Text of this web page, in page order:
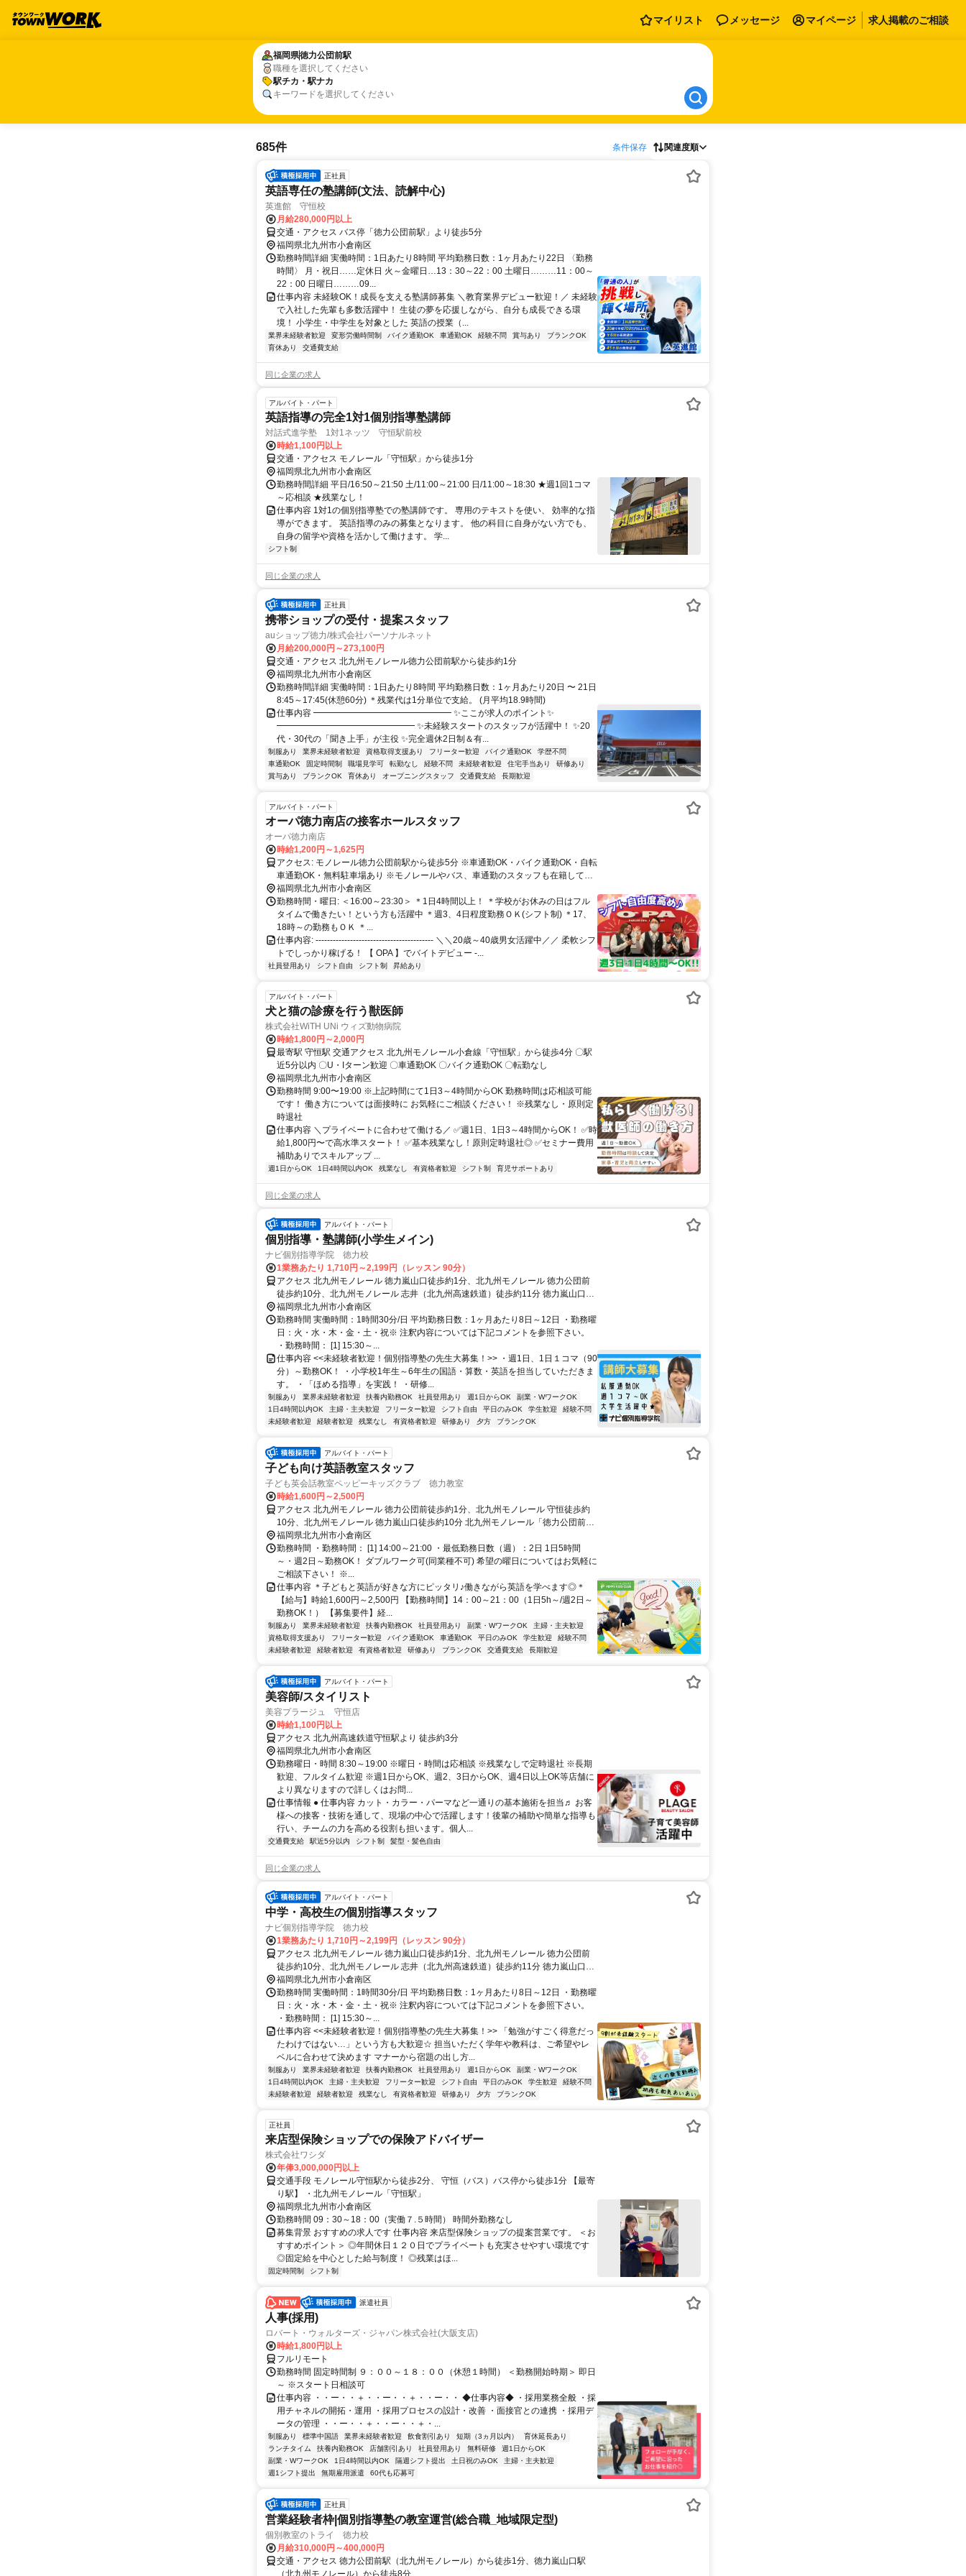
マイリスト メッセージ マイページ 求人掲載のご相談
福岡県徳力公団前駅
職種を選択してください
駅チカ・駅ナカ
キーワードを選択してください
福岡県徳力公団前駅
駅チカ・駅ナカ
685件 条件保存 関連度順
正社員
英語専任の塾講師(文法、読解中心)
英進館 守恒校
月給280,000円以上
交通・アクセス バス停「徳力公団前駅」より徒歩5分
福岡県北九州市小倉南区
勤務時間詳細 実働時間：1日あたり8時間 平均勤務日数：1ヶ月あたり22日 〈勤務
時間〉 月・祝日……定休日 火～金曜日…13：30～22：00 土曜日………11：00～
22：00 日曜日………09...
仕事内容 未経験OK！成長を支える塾講師募集 ＼教育業界デビュー歓迎！／ 未経験
で入社した先輩も多数活躍中！ 生徒の夢を応援しながら、自分も成長できる環
境！ 小学生・中学生を対象とした 英語の授業（...
業界未経験者歓迎 変形労働時間制 バイク通勤OK 車通勤OK 経験不問 賞与あり
ブランクOK
育休あり
交通費支給
同じ企業の求人
アルバイト・パート
英語指導の完全1対1個別指導塾講師
対話式進学塾 1対1ネッツ 守恒駅前校
時給1,100円以上
交通・アクセス モノレール「守恒駅」から徒歩1分
福岡県北九州市小倉南区
勤務時間詳細 平日/16:50～21:50 土/11:00～21:00 日/11:00～18:30 ★週1回1コマ
～応相談 ★残業なし！
仕事内容 1対1の個別指導塾での塾講師です。 専用のテキストを使い、 効率的な指
導ができます。 英語指導のみの募集となります。 他の科目に自身がない方でも、
自身の留学や資格を活かして働けます。 学...
シフト制
同じ企業の求人
正社員
携帯ショップの受付・提案スタッフ
auショップ徳力/株式会社パーソナルネット
月給200,000円～273,100円
交通・アクセス 北九州モノレール徳力公団前駅から徒歩約1分
福岡県北九州市小倉南区
勤務時間詳細 実働時間：1日あたり8時間 平均勤務日数：1ヶ月あたり20日 〜 21日
8:45～17:45(休憩60分) ＊残業代は1分単位で支給。 (月平均18.9時間)
仕事内容 ━━━━━━━━━━━━━━━━ ✨ここが求人のポイント✨
━━━━━━━━━━━━━━━━ ✨未経験スタートのスタッフが活躍中！ ✨20
代・30代の「聞き上手」が主役 ✨完全週休2日制＆有...
制服あり 業界未経験者歓迎 資格取得支援あり フリーター歓迎 バイク通勤OK
学歴不問
車通勤OK
固定時間制 職場見学可 転勤なし 経験不問 未経験者歓迎 住宅手当あり
研修あり
賞与あり
ブランクOK 育休あり オープニングスタッフ 交通費支給 長期歓迎
アルバイト・パート
オーパ徳力南店の接客ホールスタッフ
オーパ徳力南店
時給1,200円～1,625円
アクセス: モノレール徳力公団前駅から徒歩5分 ※車通勤OK・バイク通勤OK・自転
車通勤OK・無料駐車場あり ※モノレールやバス、車通勤のスタッフも在籍してお
り、小倉南区の近隣の方から小倉北区や八幡東区、門司区、京都郡苅田町など遠方
からの方も多数活躍しています。
福岡県北九州市小倉南区
勤務時間・曜日: ＜16:00～23:30＞ ＊1日4時間以上！ ＊学校がお休みの日はフル
タイムで働きたい！という方も活躍中 ＊週3、4日程度勤務ＯＫ(シフト制) ＊17、
18時～の勤務もＯＫ ＊...
仕事内容: ----------------------------------------- ＼＼20歳～40歳男女活躍中／／ 柔軟シフ
トでしっかり稼げる！ 【 OPA 】でバイトデビュー -...
社員登用あり シフト自由 シフト制 昇給あり
アルバイト・パート
犬と猫の診療を行う獣医師
株式会社WiTH UNi ウィズ動物病院
時給1,800円～2,000円
最寄駅 守恒駅 交通アクセス 北九州モノレール小倉線「守恒駅」から徒歩4分 〇駅
近5分以内 〇U・Iターン歓迎 〇車通勤OK 〇バイク通勤OK 〇転勤なし
福岡県北九州市小倉南区
勤務時間 9:00〜19:00 ※上記時間にて1日3～4時間からOK 勤務時間は応相談可能
です！ 働き方については面接時に お気軽にご相談ください！ ※残業なし・原則定
時退社
仕事内容 ＼プライベートに合わせて働ける／ ✅週1日、1日3～4時間からOK！ ✅時
給1,800円〜で高水準スタート！ ✅基本残業なし！原則定時退社◎ ✅セミナー費用
補助ありでスキルアップ ...
週1日からOK 1日4時間以内OK 残業なし 有資格者歓迎 シフト制 育児サポートあり
同じ企業の求人
アルバイト・パート
個別指導・塾講師(小学生メイン)
ナビ個別指導学院 徳力校
1業務あたり 1,710円～2,199円（レッスン 90分）
アクセス 北九州モノレール 徳力嵐山口徒歩約1分、北九州モノレール 徳力公団前
徒歩約10分、北九州モノレール 志井（北九州高速鉄道）徒歩約11分 徳力嵐山口駅
より徒歩1分
福岡県北九州市小倉南区
勤務時間 実働時間：1時間30分/日 平均勤務日数：1ヶ月あたり8日～12日 ・勤務曜
日：火・水・木・金・土・祝※ 注釈内容については下記コメントを参照下さい。
・勤務時間： [1] 15:30～...
仕事内容 <<未経験者歓迎！個別指導塾の先生大募集！>> ・週1日、1日１コマ（90
分）～勤務OK！ ・小学校1年生～6年生の国語・算数・英語を担当していただきま
す。 ・「ほめる指導」を実践！ ・研修...
制服あり 業界未経験者歓迎 扶養内勤務OK 社員登用あり 週1日からOK
副業・WワークOK
1日4時間以内OK
主婦・主夫歓迎 フリーター歓迎 シフト自由 平日のみOK 学生歓迎
経験不問
未経験者歓迎
経験者歓迎 残業なし 有資格者歓迎 研修あり 夕方 ブランクOK
アルバイト・パート
子ども向け英語教室スタッフ
子ども英会話教室ペッピーキッズクラブ 徳力教室
時給1,600円～2,500円
アクセス 北九州モノレール 徳力公団前徒歩約1分、北九州モノレール 守恒徒歩約
10分、北九州モノレール 徳力嵐山口徒歩約10分 北九州モノレール「徳力公団前
駅」より徒歩2分 ／近隣教室への勤務も応相談 ※屋内禁煙
福岡県北九州市小倉南区
勤務時間 ・勤務時間： [1] 14:00～21:00 ・最低勤務日数（週）：2日 1日5時間
～・週2日～勤務OK！ ダブルワーク可(同業種不可) 希望の曜日についてはお気軽に
ご相談下さい！ ※...
仕事内容 ＊子どもと英語が好きな方にピッタリ♪働きながら英語を学べます◎＊
【給与】時給1,600円～2,500円 【勤務時間】14：00～21：00（1日5h～/週2日～
勤務OK！） 【募集要件】経...
制服あり 業界未経験者歓迎 扶養内勤務OK 社員登用あり 副業・WワークOK
主婦・主夫歓迎
資格取得支援あり
フリーター歓迎 バイク通勤OK 車通勤OK 平日のみOK 学生歓迎
経験不問
未経験者歓迎
経験者歓迎 有資格者歓迎 研修あり ブランクOK 交通費支給 長期歓迎
アルバイト・パート
美容師/スタイリスト
美容プラージュ 守恒店
時給1,100円以上
アクセス 北九州高速鉄道守恒駅より 徒歩約3分
福岡県北九州市小倉南区
勤務曜日・時間 8:30～19:00 ※曜日・時間は応相談 ※残業なしで定時退社 ※長期
歓迎、フルタイム歓迎 ※週1日からOK、週2、3日からOK、週4日以上OK等店舗に
より異なりますので詳しくはお問...
仕事情報 ● 仕事内容 カット・カラー・パーマなど一通りの基本施術を担当♬ お客
様への接客・技術を通して、現場の中心で活躍します！後輩の補助や簡単な指導も
行い、チームの力を高める役割も担います。個人...
交通費支給 駅近5分以内 シフト制 髪型・髪色自由
同じ企業の求人
アルバイト・パート
中学・高校生の個別指導スタッフ
ナビ個別指導学院 徳力校
1業務あたり 1,710円～2,199円（レッスン 90分）
アクセス 北九州モノレール 徳力嵐山口徒歩約1分、北九州モノレール 徳力公団前
徒歩約10分、北九州モノレール 志井（北九州高速鉄道）徒歩約11分 徳力嵐山口駅
より徒歩1分
福岡県北九州市小倉南区
勤務時間 実働時間：1時間30分/日 平均勤務日数：1ヶ月あたり8日～12日 ・勤務曜
日：火・水・木・金・土・祝※ 注釈内容については下記コメントを参照下さい。
・勤務時間： [1] 15:30～...
仕事内容 <<未経験者歓迎！個別指導塾の先生大募集！>> 「勉強がすごく得意だっ
たわけではない…」という方も大歓迎☆ 担当いただく学年や教科は、ご希望やレ
ベルに合わせて決めます マナーから宿題の出し方...
制服あり 業界未経験者歓迎 扶養内勤務OK 社員登用あり 週1日からOK
副業・WワークOK
1日4時間以内OK
主婦・主夫歓迎 フリーター歓迎 シフト自由 平日のみOK 学生歓迎
経験不問
未経験者歓迎
経験者歓迎 残業なし 有資格者歓迎 研修あり 夕方 ブランクOK
正社員
来店型保険ショップでの保険アドバイザー
株式会社ワシダ
年俸3,000,000円以上
交通手段 モノレール守恒駅から徒歩2分、 守恒（バス）バス停から徒歩1分 【最寄
り駅】 ・北九州モノレール「守恒駅」
福岡県北九州市小倉南区
勤務時間 09：30～18：00（実働７.５時間） 時間外勤務なし
募集背景 おすすめの求人です 仕事内容 来店型保険ショップの提案営業です。 ＜お
すすめポイント＞ ◎年間休日１２０日でプライベートも充実させやすい環境です
◎固定給を中心とした給与制度！ ◎残業はほ...
固定時間制 シフト制
派遣社員
人事(採用)
ロバート・ウォルターズ・ジャパン株式会社(大阪支店)
時給1,800円以上
フルリモート
勤務時間 固定時間制 ９：００～１８：００（休憩１時間） ＜勤務開始時期＞ 即日
～ ※スタート日相談可
仕事内容 ・・ー・・＋・・ー・・＋・・ー・・ ◆仕事内容◆ ・採用業務全般 ・採
用チャネルの開拓・運用 ・採用プロセスの設計・改善 ・面接官との連携 ・採用デ
ータの管理 ・・ー・・＋・・ー・・＋・...
制服あり 標準中国語 業界未経験者歓迎 飲食割引あり 短期（3ヵ月以内）
育休延長あり
ランチタイム
扶養内勤務OK 店舗割引あり 社員登用あり 無料研修
週1日からOK
副業・WワークOK
1日4時間以内OK 隔週シフト提出 土日祝のみOK
主婦・主夫歓迎
週1シフト提出
無期雇用派遣 60代も応募可
正社員
営業経験者枠|個別指導塾の教室運営(総合職_地域限定型)
個別教室のトライ 徳力校
月給310,000円～400,000円
交通・アクセス 徳力公団前駅（北九州モノレール）から徒歩1分、徳力嵐山口駅
（北九州モノレール）から徒歩8分